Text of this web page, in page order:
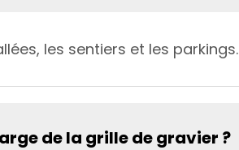
les sentiers et les parkings.
de la grille de gravier ?